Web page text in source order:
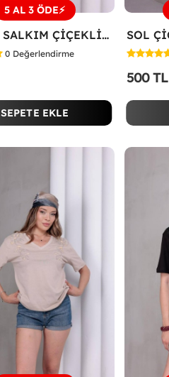
5 AL 3 ÖDE⚡
V YAKA SALKIM ÇİÇEKLİ TİŞÖRT Pembe
0 Değerlendirme
SEPETE EKLE
500 TL